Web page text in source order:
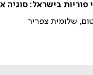
פוריות בישראל: סוגיה
שלומית צפריר